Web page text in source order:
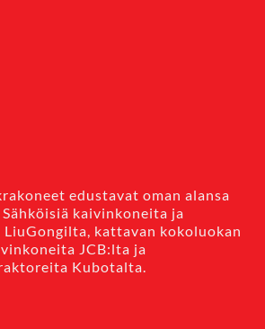
edustavat oman alansa
kaivinkoneita ja
kattavan kokoluokan
JCB:lta ja
Kubotalta.